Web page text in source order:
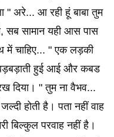
" अरे... आ रही हूं बाबा तुम
सब सामान यही आस पास
में चाहिए... " एक लड़की
हुई आई और कबड
दिया। " तुम ना वैभव...
होती है। पता नहीं वाह
बिल्कुल परवाह नहीं है।